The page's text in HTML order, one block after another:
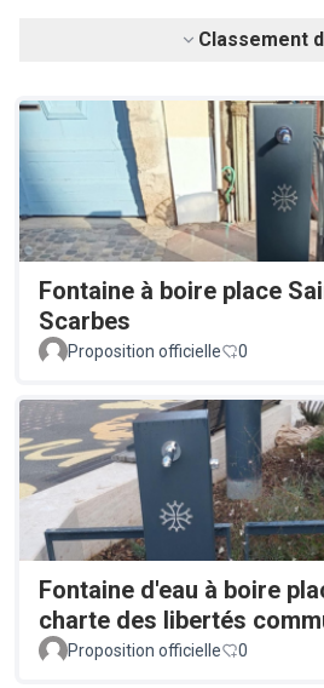
Classement
Fontaine à boire place
Scarbes
Proposition officielle 0
Fontaine d'eau à boire
charte des libertés
Proposition officielle 0